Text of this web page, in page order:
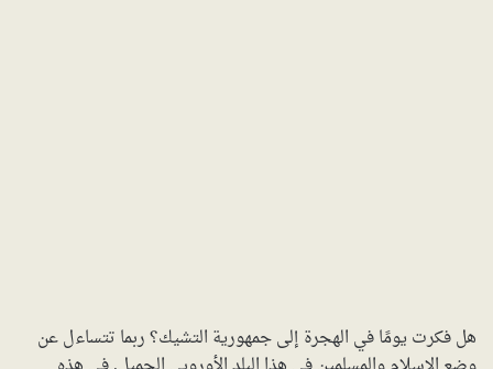
هل فكرت يومًا في الهجرة إلى جمهورية التشيك؟ ربما تتساءل عن